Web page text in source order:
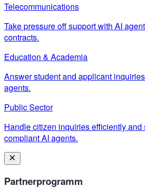
Telecommunications
Take pressure off support with AI
contracts.
Education & Academia
Answer student and applicant
agents.
Public Sector
Handle citizen inquiries efficiently
compliant AI agents.
Partnerprogramm